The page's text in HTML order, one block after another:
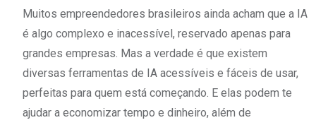
Muitos empreendedores brasileiros ainda acham que a IA
é algo complexo e inacessível, reservado apenas para
grandes empresas. Mas a verdade é que existem
diversas ferramentas de IA acessíveis e fáceis de usar,
perfeitas para quem está começando. E elas podem te
ajudar a economizar tempo e dinheiro, além de